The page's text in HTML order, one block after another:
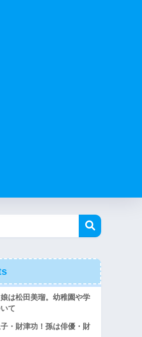
は松田美瑠。幼稚園や学
て
・財津功！孫は俳優・財